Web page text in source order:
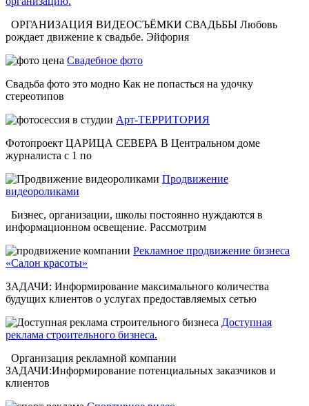
ОРГАНИЗАЦИЯ ВИДЕОСЪЁМКИ СВАДЬБЫ Любовь
рождает движение к свадьбе. Эйфория
Свадебное фото
Свадьба фото это модно Как не попасться на удочку
стереотипов
Арт-ТЕРРИТОРИЯ
Фотопроект ЦАРИЦА СЕВЕРА В Центральном доме
журналиста с 1 по
Продвижение
видеороликами
Бизнес, организации, школы постоянно нуждаются в
информационном освещение. Рассмотрим
Рекламное продвижение бизнеса
«Салон красоты»
ЗАДАЧИ: Информирование максимального количества
будущих клиентов о услугах предоставляемых сетью
Доступная
реклама строительного бизнеса.
Организация рекламной компании
ЗАДАЧИ:Информирование потенциальных заказчиков и
клиентов